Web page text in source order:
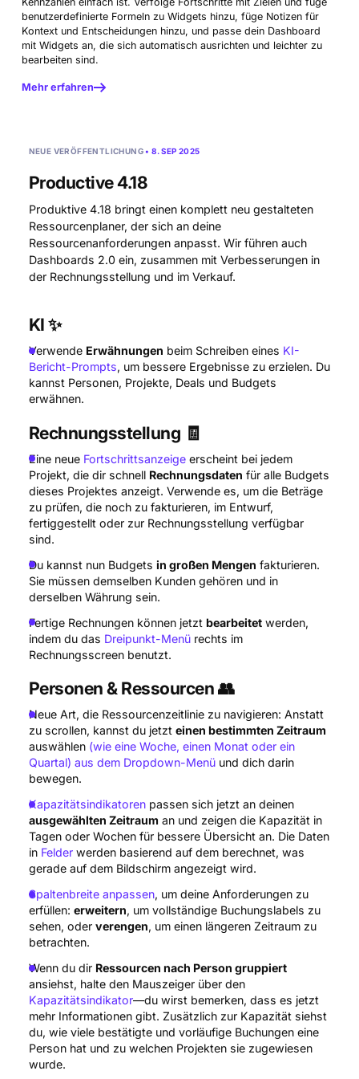
benutzerdefinierte Formeln zu Widgets hinzu, füge Notizen für
Kontext und Entscheidungen hinzu, und passe dein Dashboard
mit Widgets an, die sich automatisch ausrichten und leichter zu
bearbeiten sind.
Mehr erfahren
NEUE VERÖFFENTLICHUNG • 8. SEP 2025
Productive 4.18
Produktive 4.18 bringt einen komplett neu gestalteten
Ressourcenplaner, der sich an deine
Ressourcenanforderungen anpasst. Wir führen auch
Dashboards 2.0 ein, zusammen mit Verbesserungen in
der Rechnungsstellung und im Verkauf.
KI ✨
Verwende Erwähnungen beim Schreiben eines KI-
Bericht-Prompts, um bessere Ergebnisse zu erzielen. Du
kannst Personen, Projekte, Deals und Budgets
erwähnen.
Rechnungsstellung 🧾
Eine neue Fortschrittsanzeigeerscheint bei jedem
Projekt, die dir schnell Rechnungsdaten für alle Budgets
dieses Projektes anzeigt. Verwende es, um die Beträge
zu prüfen, die noch zu fakturieren, im Entwurf,
fertiggestellt oder zur Rechnungsstellung verfügbar
sind.
Du kannst nun Budgets in großen Mengen fakturieren.
Sie müssen demselben Kunden gehören und in
derselben Währung sein.
Fertige Rechnungen können jetzt bearbeitetwerden,
indem du das Dreipunkt-Menürechts im
Rechnungsscreen benutzt.
Personen & Ressourcen 👥
Neue Art, die Ressourcenzeitlinie zu navigieren: Anstatt
zu scrollen, kannst du jetzt einen bestimmten Zeitraum
auswählen(wie eine Woche, einen Monat oder ein
Quartal) aus dem Dropdown-Menüund dich darin
bewegen.
Kapazitätsindikatorenpassen sich jetzt an deinen
ausgewählten Zeitraum an und zeigen die Kapazität in
Tagen oder Wochen für bessere Übersicht an. Die Daten
in Felderwerden basierend auf dem berechnet, was
gerade auf dem Bildschirm angezeigt wird.
Spaltenbreite anpassen, um deine Anforderungen zu
erfüllen: erweitern, um vollständige Buchungslabels zu
sehen, oder verengen, um einen längeren Zeitraum zu
betrachten.
Wenn du dir Ressourcen nach Person gruppiert
ansiehst, halte den Mauszeiger über den
Kapazitätsindikator—du wirst bemerken, dass es jetzt
mehr Informationen gibt. Zusätzlich zur Kapazität siehst
du, wie viele bestätigte und vorläufige Buchungen eine
Person hat und zu welchen Projekten sie zugewiesen
wurde.